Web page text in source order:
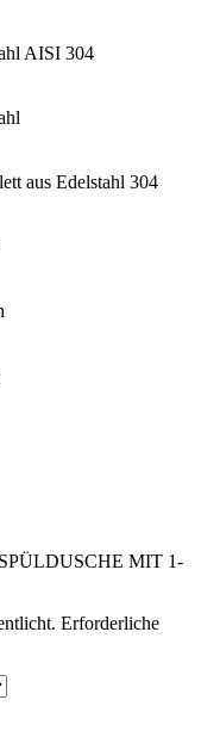
AISI 304
aus Edelstahl 304
MIT 1-
Erforderliche